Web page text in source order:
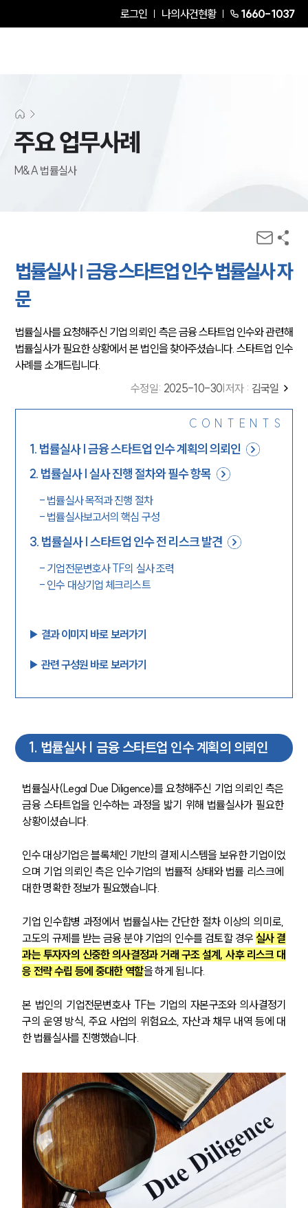
로그인 나의사건현황 1660-1037
주요 업무사례
M&A 법률실사
법률실사 | 금융 스타트업 인수 법률실사 자
문
법률실사를 요청해주신 기업 의뢰인 측은 금융 스타트업 인수와 관련해
법률실사가 필요한 상황에서 본 법인을 찾아주셨습니다. 스타트업 인수
사례를 소개드립니다.
수정일: 2025-10-30 저자 : 김국일
CONTENTS
1. 법률실사 | 금융 스타트업 인수 계획의 의뢰인
2. 법률실사 | 실사 진행 절차와 필수 항목
- 법률실사 목적과 진행 절차
- 법률실사보고서의 핵심 구성
3. 법률실사 | 스타트업 인수 전 리스크 발견
- 기업전문변호사 TF의 실사 조력
- 인수 대상기업 체크리스트
▶︎ 결과 이미지 바로 보러가기
▶︎ 관련 구성원 바로 보러가기
1 . 법률실사 | 금융 스타트업 인수 계획의 의뢰인
법률실사(Legal Due Diligence)를 요청해주신 기업 의뢰인 측은
금융 스타트업을 인수하는 과정을 밟기 위해 법률실사가 필요한
상황이셨습니다.
인수 대상기업은 블록체인 기반의 결제 시스템을 보유한 기업이었
으며 기업 의뢰인 측은 인수기업의 법률적 상태와 법률 리스크에
대한 명확한 정보가 필요했습니다.
기업 인수합병 과정에서 법률실사는 간단한 절차 이상의 의미로,
고도의 규제를 받는 금융 분야 기업의 인수를 검토할 경우 실사 결
과는 투자자의 신중한 의사결정과 거래 구조 설계, 사후 리스크 대
응 전략 수립 등에 중대한 역할을 하게 됩니다.
본 법인의 기업전문변호사 TF는 기업의 자본구조와 의사결정기
구의 운영 방식, 주요 사업의 위험요소, 자산과 채무 내역 등에 대
한 법률실사를 진행했습니다.